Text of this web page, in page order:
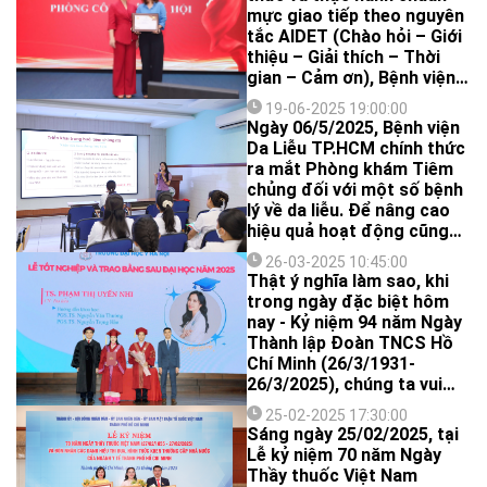
mực giao tiếp theo nguyên
tắc AIDET (Chào hỏi – Giới
thiệu – Giải thích – Thời
gian – Cảm ơn), Bệnh viện
Da Liễu TP.HCM đã tổ chức
cuộc thi AIDET dành cho
toàn thể các khoa/phòng.
19-06-2025 19:00:00
Ngày 06/5/2025, Bệnh viện
Da Liễu TP.HCM chính thức
ra mắt Phòng khám Tiêm
chủng đối với một số bệnh
lý về da liễu. Để nâng cao
hiệu quả hoạt động cũng
như đảm bảo an toàn trong
quá trình thực hiện, bệnh
viện chú trọng nâng cao
năng lực chuyên môn cho
đội ngũ nhân viên y tế về
các hoạt động liên quan
công tác tiêm chủng. Vừa
qua, bệnh viện đã phối hợp
cùng Trung tâm kiểm soát
bệnh tật thành phố (HCDC)
tổ chức thành công 02
khóa đào tạo ngắn hạn về
26-03-2025 10:45:00
Thật ý nghĩa làm sao, khi
trong ngày đặc biệt hôm
nay - Kỷ niệm 94 năm Ngày
Thành lập Đoàn TNCS Hồ
Chí Minh (26/3/1931-
26/3/2025), chúng ta vui
mừng đón nhận tin vui từ
Nguyên Bí thư Đoàn Cơ sở
Bệnh viện Da Liễu TP.HCM
– Phó Trưởng phòng phụ
25-02-2025 17:30:00
Sáng ngày 25/02/2025, tại
Lễ kỷ niệm 70 năm Ngày
Thầy thuốc Việt Nam